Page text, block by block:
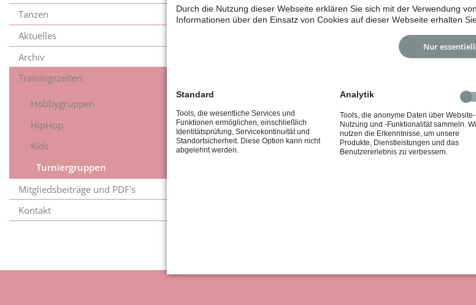
Montag 20:30 Uhr - Standard-
Latein-Einsteiger
-
-
Tanzen
Aktuelles
Archiv
Trainingszeiten
Hobbygruppen
HipHop
Kids
Turniergruppen
Mitgliedsbeiträge und PDF's
Kontakt
Durch die Nutzung dieser Webseite erklären Sie sich mit der Verwendung
Informationen über den Einsatz von Cookies auf dieser Webseite erhalten
Nur
Standard
Tools, die wesentliche Services und
Funktionen ermöglichen, einschließlich
Identitätsprüfung, Servicekontinuität und
Standortsicherheit. Diese Option kann nicht
abgelehnt werden.
Analytik
Tools, die anonyme Daten über Website-
Nutzung und -Funktionalität sammeln.
nutzen die Erkenntnisse, um unsere
Produkte, Dienstleistungen und das
Benutzererlebnis zu verbessern.